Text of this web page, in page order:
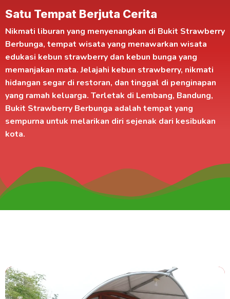
Nikmati liburan yang menyenangkan di Bukit Strawberry
Berbunga, tempat wisata yang menawarkan wisata
edukasi kebun strawberry dan kebun bunga yang
memanjakan mata. Jelajahi kebun strawberry, nikmati
hidangan segar di restoran, dan tinggal di penginapan
yang ramah keluarga. Terletak di Lembang, Bandung,
Bukit Strawberry Berbunga adalah tempat yang
sempurna untuk melarikan diri sejenak dari kesibukan
kota.
Satu Tempat Berjuta Cerita